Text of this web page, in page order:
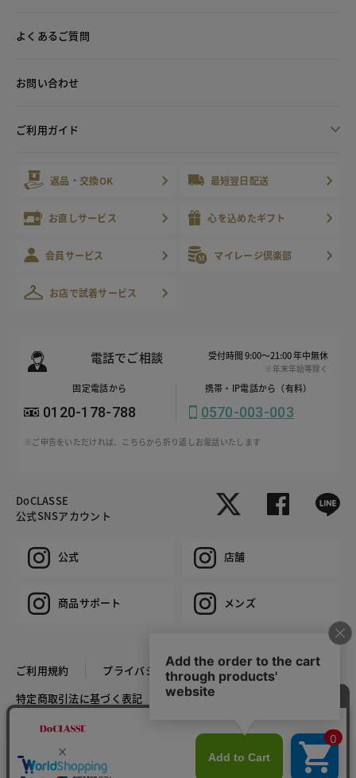
カラー・サイズを選択する
よくあるご質問
お問い合わせ
ご利用ガイド
返品・交換OK 最短翌日配送
お直しサービス 心を込めたギフト
会員サービス マイレージ倶楽部
お店で試着サービス
電話でご相談 受付時間 9:00～21:00 年中無休
※年末年始等除く
固定電話から
0120-178-788
携帯・IP電話から（有料）
0570-003-003
※ご申告をいただければ、こちらから折り返しお電話いたします
DoCLASSE
公式SNSアカウント
公式 店舗
商品サポート メンズ
ご利用規約
プライバシーポリシー
特定商取引法に基づく表記
推奨環境
COPYRIGHT © DoCLASSE ALL RIGHTS RESERVED.